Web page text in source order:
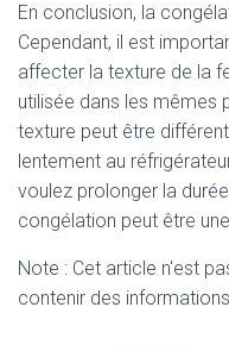
En conclusion, la
Cependant, il est
affecter la texture de la
utilisée dans les mêmes
texture peut être
lentement au
voulez prolonger la
congélation peut être
Note : Cet article n'est
contenir des